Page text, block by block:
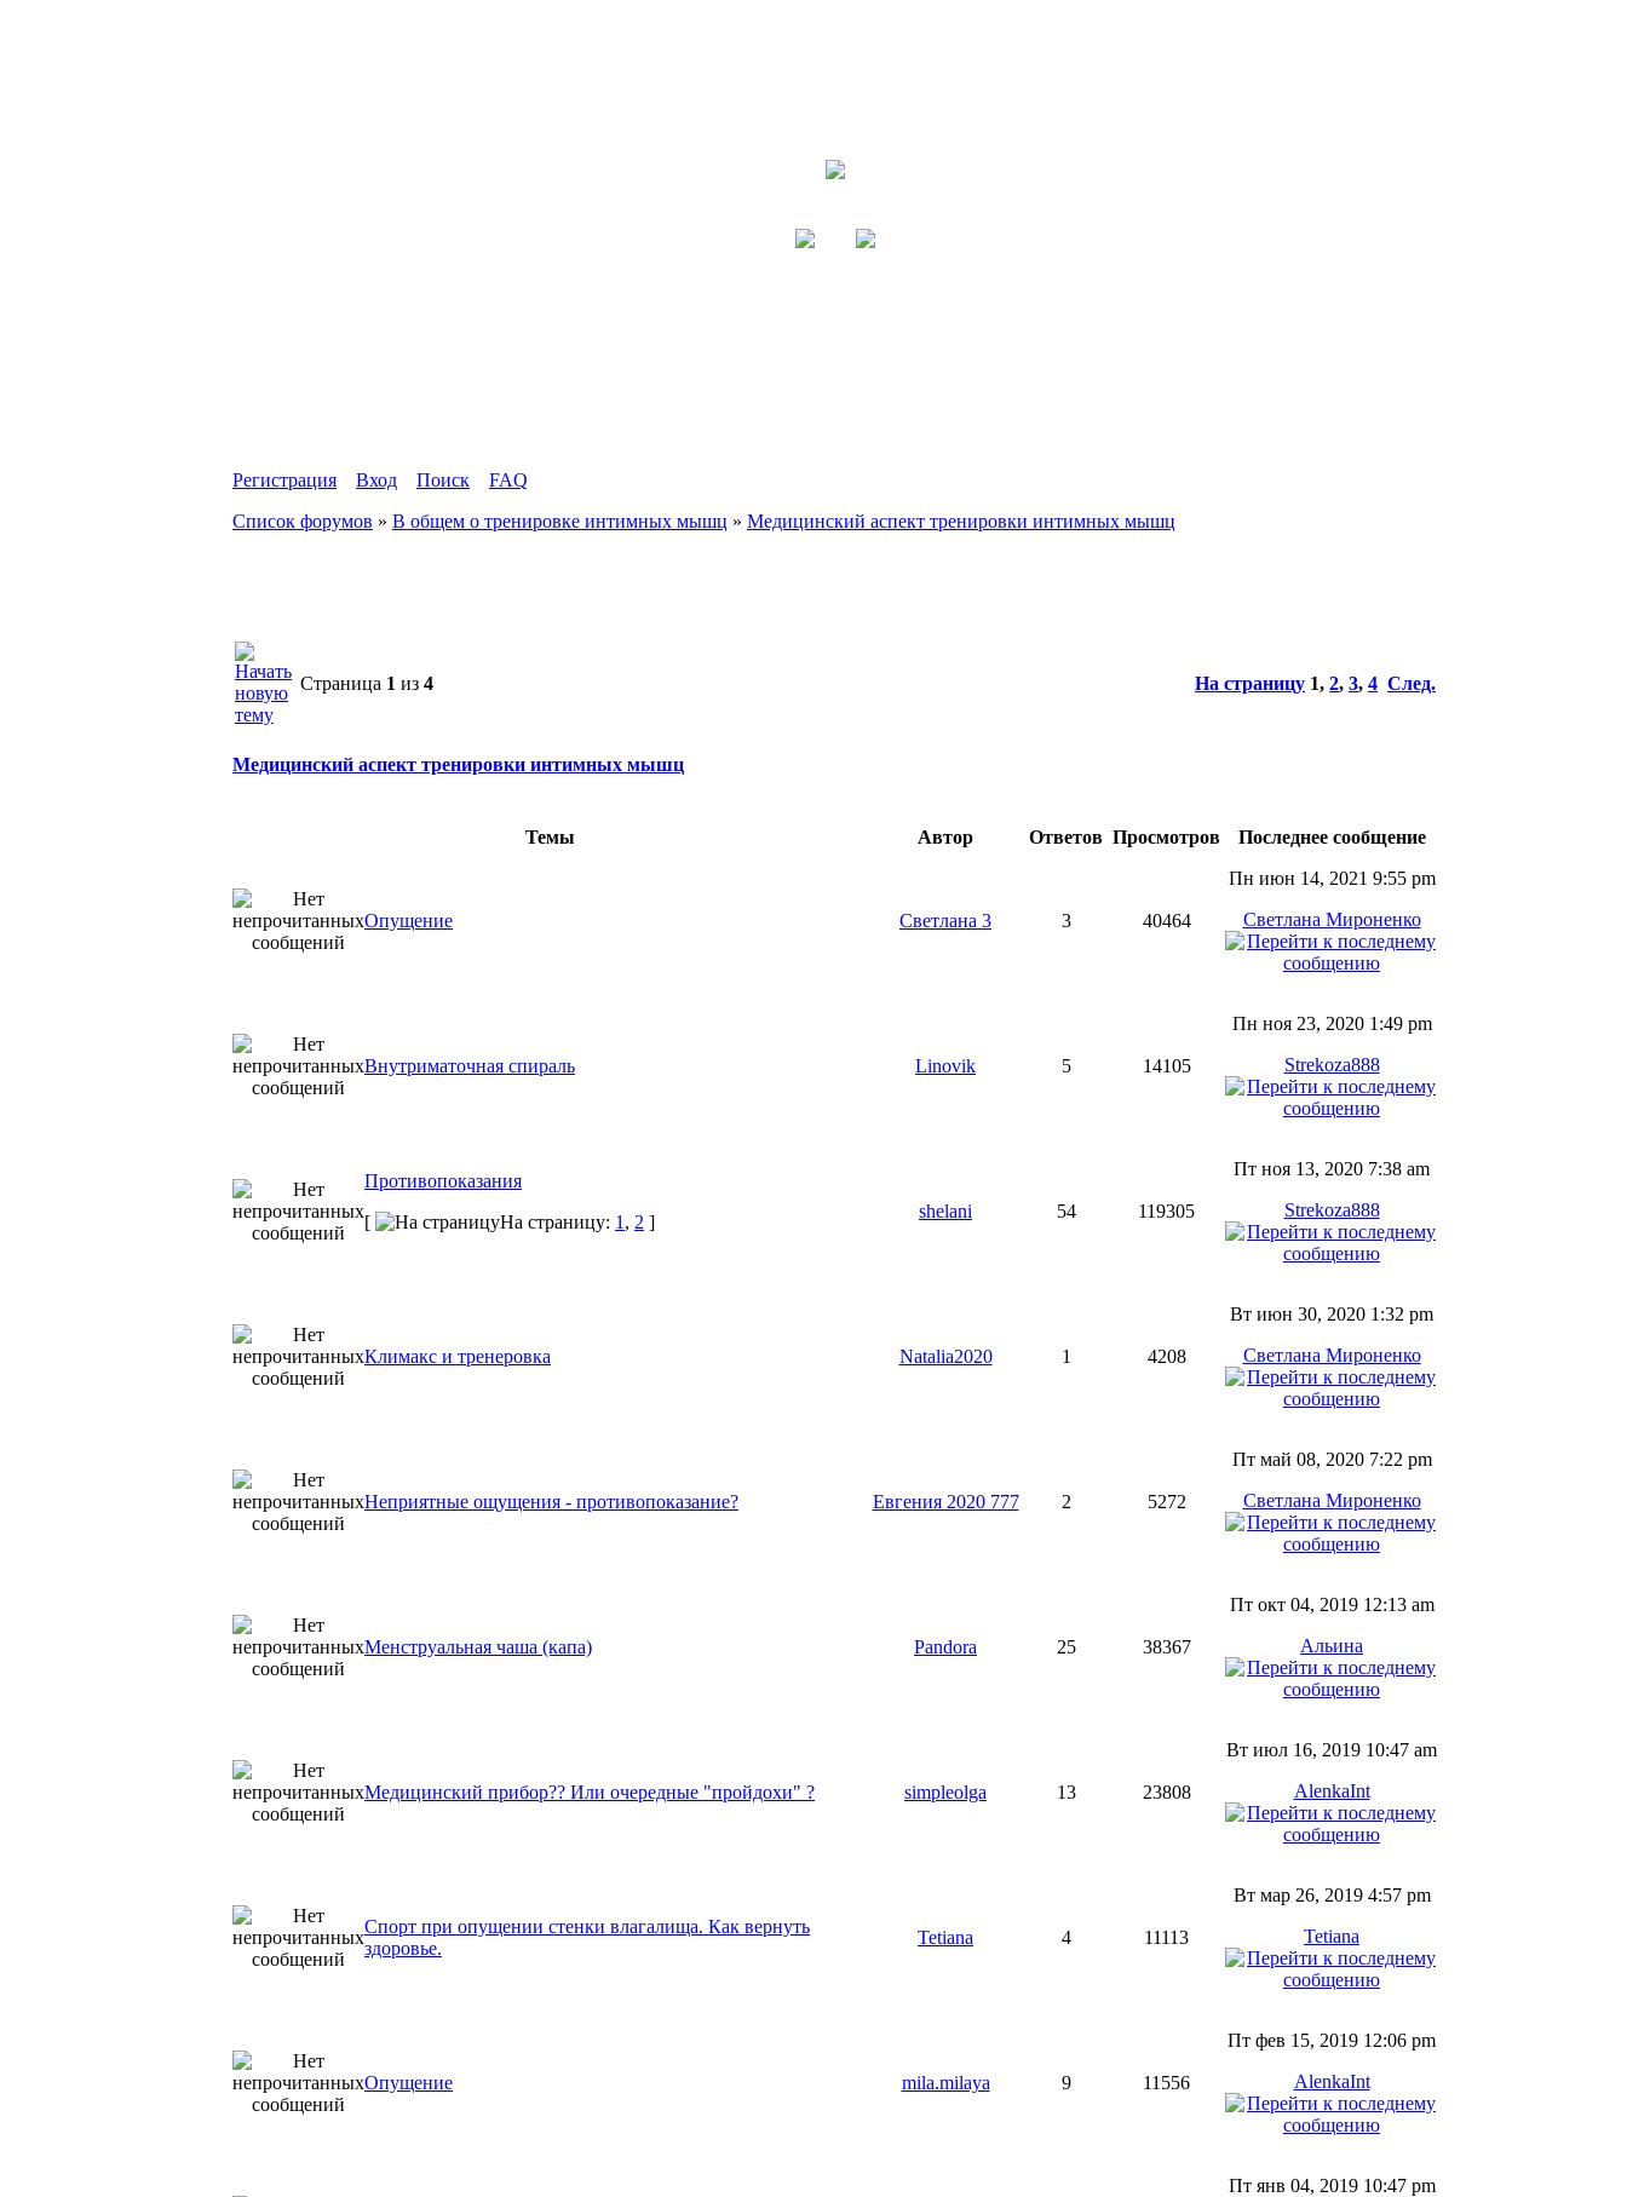
Регистрация Вход Поиск
FAQ
Список форумов » В общем о тренировке интимных мышц » Медицинский аспект тренировки интимных мышц
Страница 1 из 4 На страницу 1, 2, 3, 4 След.
Медицинский аспект тренировки интимных мышц
Темы Автор Ответов Просмотров Последнее сообщение
Опущение Светлана 3 3 40464
Пн июн 14, 2021 9:55 pm
Светлана Мироненко
Внутриматочная спираль Linovik 5 14105
Пн ноя 23, 2020 1:49 pm
Strekoza888
Противопоказания
[
На страницу: 1 , 2 ]
shelani 54 119305
Пт ноя 13, 2020 7:38 am
Strekoza888
Климакс и тренеровка Natalia2020 1 4208
Вт июн 30, 2020 1:32 pm
Светлана Мироненко
Неприятные ощущения - противопоказание? Евгения 2020 777 2 5272
Пт май 08, 2020 7:22 pm
Светлана Мироненко
Менструальная чаша (капа) Pandora 25 38367
Пт окт 04, 2019 12:13 am
Альина
Медицинский прибор?? Или очередные "пройдохи" ? simpleolga 13 23808
Вт июл 16, 2019 10:47 am
AlenkaInt
Спорт при опущении стенки влагалища. Как вернуть
здоровье.
Tetiana 4 11113
Вт мар 26, 2019 4:57 pm
Tetiana
Опущение mila.milaya 9 11556
Пт фев 15, 2019 12:06 pm
AlenkaInt
Пт янв 04, 2019 10:47 pm